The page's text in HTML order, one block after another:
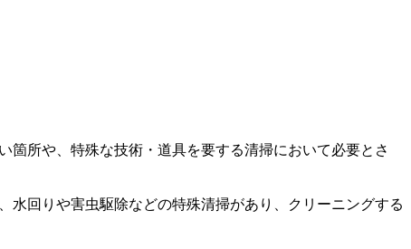
所や、特殊な技術・道具を要する清掃において必要とさ
回りや害虫駆除などの特殊清掃があり、クリーニングする